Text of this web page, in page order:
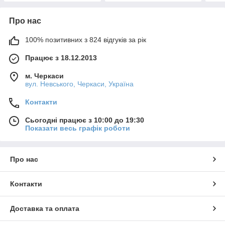
Про нас
100% позитивних з 824 відгуків за рік
Працює з 18.12.2013
м. Черкаси
вул. Невського, Черкаси, Україна
Контакти
Сьогодні працює з 10:00 до 19:30
Показати весь графік роботи
Про нас
Контакти
Доставка та оплата